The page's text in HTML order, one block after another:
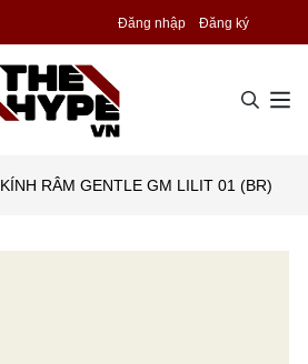
Đăng nhập Đăng ký
KÍNH RÂM GENTLE GM LILIT 01 (BR)